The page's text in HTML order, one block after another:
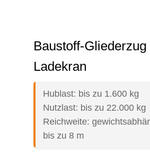
Baustoff-
Ladekran
Hublast: bis zu 1.600 kg
Nutzlast: bis zu 22.000 kg
Reichweite:
bis zu 8 m